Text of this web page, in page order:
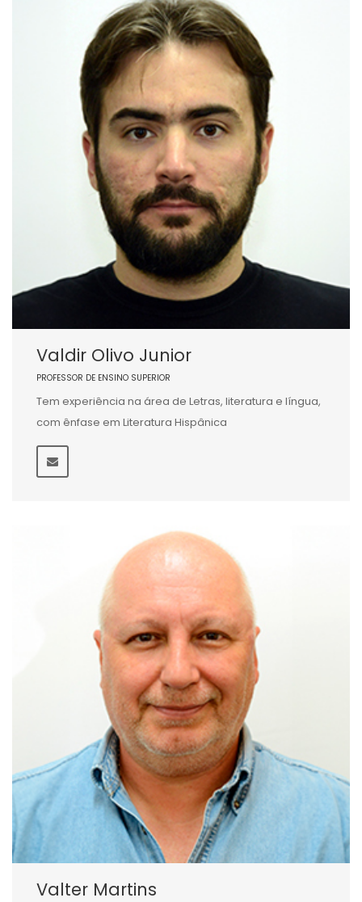
Valdir Olivo Junior
PROFESSOR DE ENSINO SUPERIOR
Tem experiência na área de Letras, literatura e língua,
com ênfase em Literatura Hispânica
Valter Martins